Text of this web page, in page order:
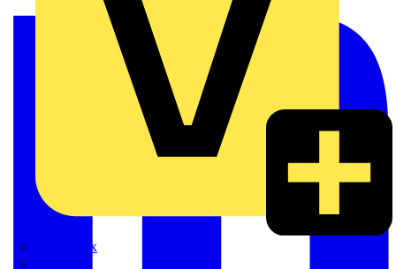
Adaptaflex